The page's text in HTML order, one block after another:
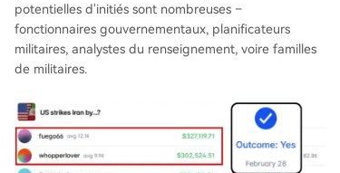
potentielles d'initiés sont nombreuses –
fonctionnaires gouvernementaux, planificateurs
militaires, analystes du renseignement, voire familles
de militaires.